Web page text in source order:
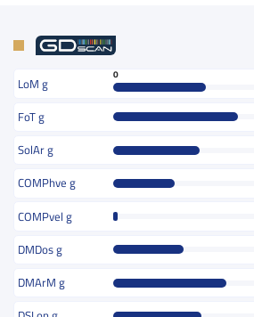
LoM g
0
FoT g
SolAr g
COMPhve g
COMPvel g
DMDos g
DMArM g